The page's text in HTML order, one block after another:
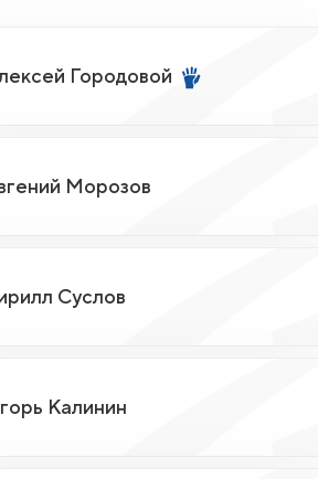
Городовой
Морозов
Суслов
Калинин